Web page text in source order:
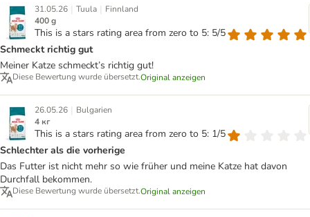
31.05.26 | Tuula | Finnland
400 g
This is a stars rating area from zero to 5: 5/5
Schmeckt richtig gut
Meiner Katze schmeckt’s richtig gut!
Diese Bewertung wurde übersetzt.Original anzeigen
26.05.26 | Bulgarien
4 кг
This is a stars rating area from zero to 5: 1/5
Schlechter als die vorherige
Das Futter ist nicht mehr so wie früher und meine Katze hat davon
Durchfall bekommen.
Diese Bewertung wurde übersetzt.Original anzeigen